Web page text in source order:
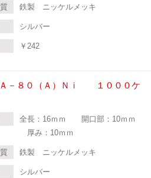
鉄製 ニッケルメッキ
シルバー
￥ 242
Ａ－８０（Ａ）Ｎｉ １０００ケ
全長：16ｍｍ 開口部：10ｍｍ
厚み：10ｍｍ
鉄製 ニッケルメッキ
シルバー